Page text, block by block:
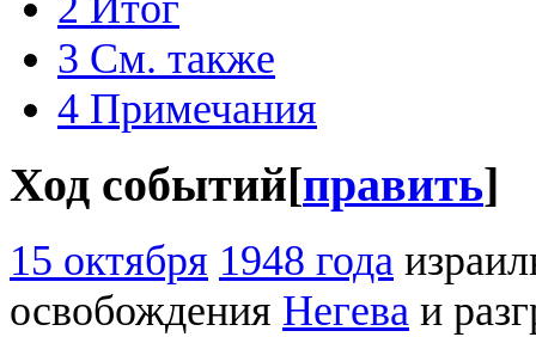
3 См. также
4 Примечания
Ход событий[править]
15 октября 1948 года
освобождения Негева и